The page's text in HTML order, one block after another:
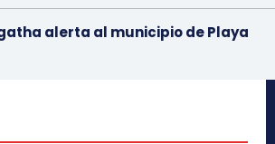
alerta al municipio de Playa